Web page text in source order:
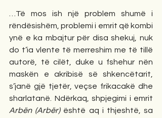
…Të mos ish një problem shumë i
rëndësishëm, problemi i emrit që kombi
ynë e ka mbajtur për disa shekuj, nuk
do t’ia vlente të merreshim me të tillë
autorë, të cilët, duke u fshehur nën
maskën e akribisë së shkencëtarit,
s’janë gjë tjetër, veçse frikacakë dhe
Arbën (Arbër) është aq i thjeshtë, sa